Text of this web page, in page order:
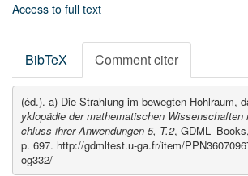
Access to full text
BibTeX Comment citer
(éd.). a) Die Strahlung im bewegten Hohlraum,
yklopädie der mathematischen Wissenschaften
chluss ihrer Anwendungen 5, T.2,
p. 697. http://gdmltest.u-ga.fr/item/
og332/